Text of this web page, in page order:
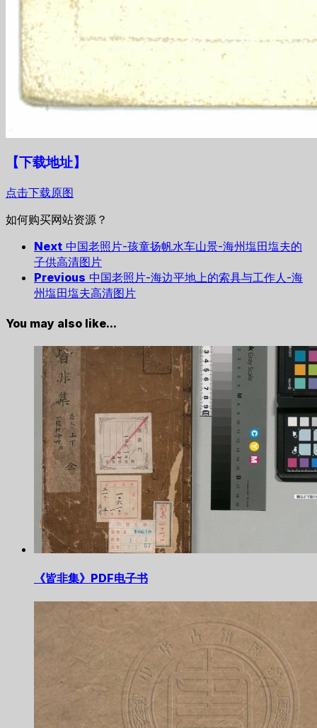
【下载地址】
点击下载原图
如何购买网站资源？
Next 中国老照片-孩童扬帆水车山景-海州塩田塩夫的
子供高清图片
Previous 中国老照片-海边平地上的索具与工作人-海
州塩田塩夫高清图片
You may also like...
《皆非集》PDF电子书